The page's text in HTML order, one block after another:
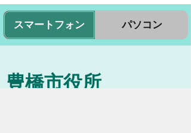
スマートフォン パソコン
豊橋市役所